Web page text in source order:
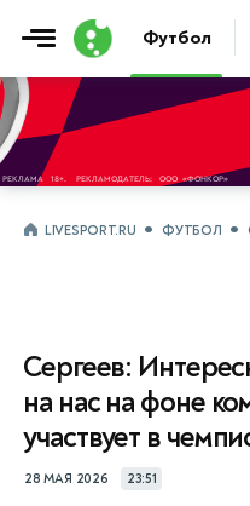
Футбол
LIVESPORT.RU ФУТБОЛ
Сергеев:
на нас на фоне
участвует в
28 МАЯ 2026 23:51